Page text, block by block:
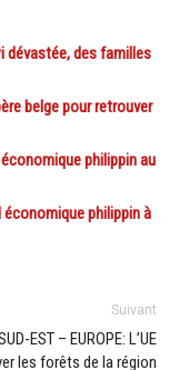
dévastée, des familles
belge pour retrouver
économique philippin au
économique philippin à
Suivant
EST – EUROPE: L’UE
les forêts de la région